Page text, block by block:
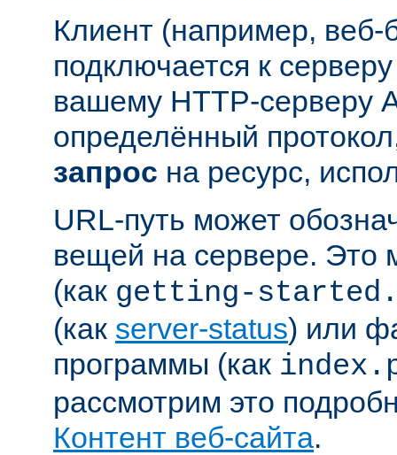
Клиент (например, веб-
подключается к
вашему HTTP-серверу
определённый
запрос на ресурс,
URL-путь может
вещей на сервере. Это
(как getting-
(как server-status) или
программы (как
рассмотрим это
Контент веб-сайта.